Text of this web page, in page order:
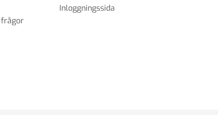
frågor
Inloggningssida